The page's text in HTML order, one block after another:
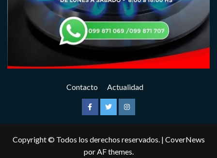
Contacto Actualidad
FacebookTwitterInstagram
Copyright © Todos los derechos reservados. | CoverNews
por AF themes.